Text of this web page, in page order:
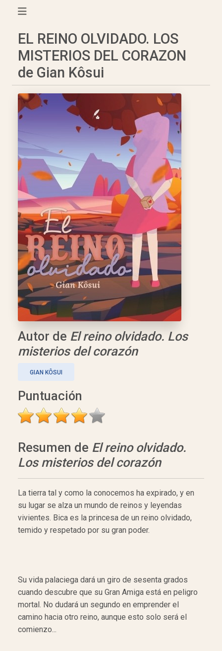
EL REINO OLVIDADO. LOS
MISTERIOS DEL CORAZON
de Gian Kôsui
Autor de El reino olvidado. Los
misterios del corazón
GIAN KÔSUI
Puntuación
Resumen de El reino olvidado.
Los misterios del corazón
La tierra tal y como la conocemos ha expirado, y en
su lugar se alza un mundo de reinos y leyendas
vivientes. Bica es la princesa de un reino olvidado,
temido y respetado por su gran poder.
Su vida palaciega dará un giro de sesenta grados
cuando descubre que su Gran Amiga está en peligro
mortal. No dudará un segundo en emprender el
camino hacia otro reino, aunque esto solo será el
comienzo...